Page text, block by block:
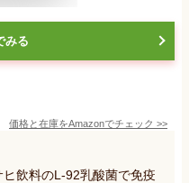
みる
価格と在庫をAmazonでチェック >>
飲料のL-92乳酸菌で免疫